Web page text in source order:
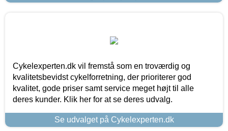
Cykelexperten.dk vil fremstå som en troværdig og
kvalitetsbevidst cykelforretning, der prioriterer god
kvalitet, gode priser samt service meget højt til alle
deres kunder. Klik her for at se deres udvalg.
Se udvalget på Cykelexperten.dk